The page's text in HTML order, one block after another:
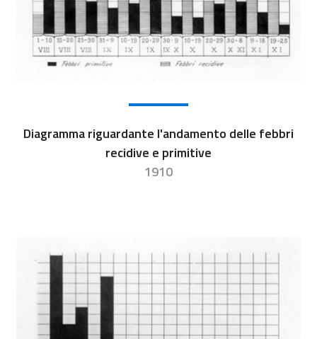
Diagramma riguardante l'andamento delle febbri
recidive e primitive
1910